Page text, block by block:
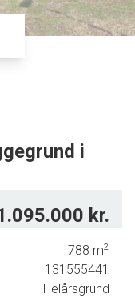
i
i hyggeligt og roligt
det lokale
kr.
788 m2
131555441
Helårsgrund